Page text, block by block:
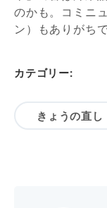
のかも。コミニ
ン）もありがちで
カテゴリー:
きょうの直し